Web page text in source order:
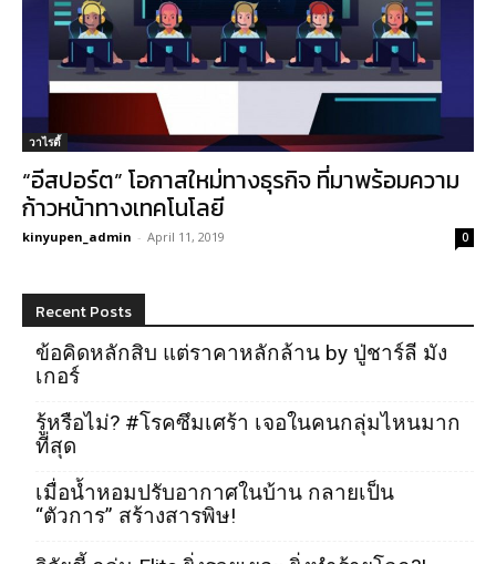
วาไรตี้
“อีสปอร์ต” โอกาสใหม่ทางธุรกิจ ที่มาพร้อมความ
ก้าวหน้าทางเทคโนโลยี
kinyupen_admin - April 11, 2019 0
Recent Posts
ข้อคิดหลักสิบ แต่ราคาหลักล้าน by ปู่ชาร์ลี มัง
เกอร์
รู้หรือไม่? #โรคซึมเศร้า เจอในคนกลุ่มไหนมาก
ที่สุด
เมื่อน้ำหอมปรับอากาศในบ้าน กลายเป็น
“ตัวการ” สร้างสารพิษ!